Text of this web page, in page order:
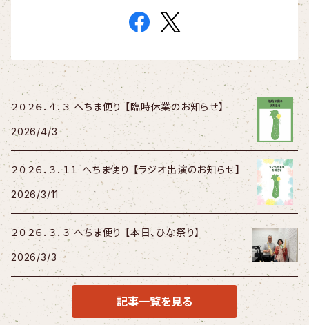
２０２６．４．３ へちま便り 【臨時休業のお知らせ】
2026/4/3
２０２６．３．１１ へちま便り 【ラジオ出演のお知らせ】
2026/3/11
２０２６．３．３ へちま便り 【本日、ひな祭り】
2026/3/3
記事一覧を見る